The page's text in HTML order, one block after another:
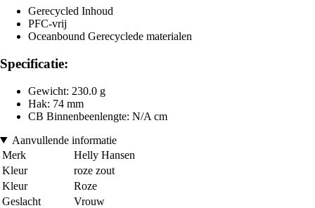
Gerecycled Inhoud
PFC-vrij
Oceanbound Gerecyclede materialen
Specificatie:
Gewicht: 230.0 g
Hak: 74 mm
CB Binnenbeenlengte: N/A cm
Aanvullende informatie
Merk
Helly Hansen
Kleur
roze zout
Kleur
Roze
Geslacht
Vrouw